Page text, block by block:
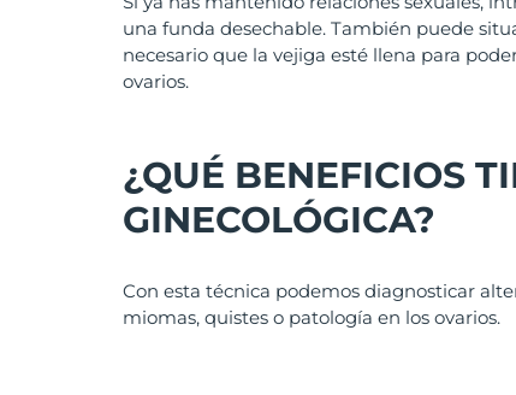
una funda desechable. También puede
necesario que la vejiga esté llena para
ovarios.
¿QUÉ BENEFICIOS
GINECOLÓGICA?
Con esta técnica podemos diagnosticar
miomas, quistes o patología en los ovarios.